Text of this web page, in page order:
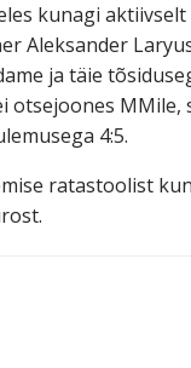
kunagi aktiivselt
Aleksander
ja täie
otsejoones MMile,
4:5.
ratastoolist